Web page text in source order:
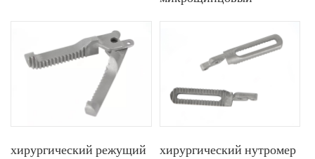
хирургический режущий
хирургический нутромер